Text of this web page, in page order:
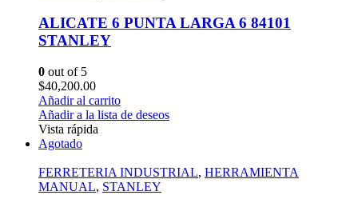
ALICATE 6 PUNTA LARGA 6 84101
STANLEY
0 out of 5
$40,200.00
Añadir al carrito
Añadir a la lista de deseos
Vista rápida
Agotado
FERRETERIA INDUSTRIAL, HERRAMIENTA
MANUAL, STANLEY